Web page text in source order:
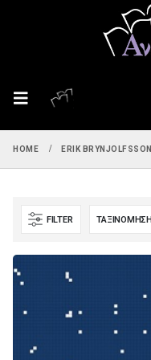
HOME ERIK BRYNJOLFSSON
FILTER